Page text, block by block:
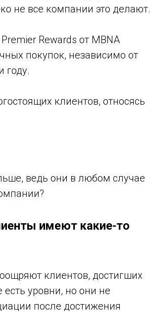
не все компании это делают.
Rewards от MBNA
покупок, независимо от
году.
клиентов, относясь
ведь они в любом случае
имеют какие-то
клиентов, достигших
уровни, но они не
после достижения